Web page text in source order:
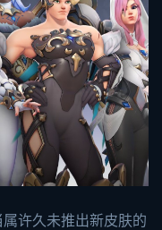
许久未推出新皮肤的